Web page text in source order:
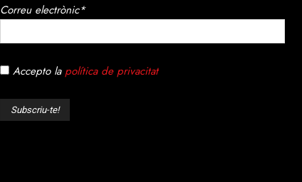
Correu electrònic*
Accepto la política de privacitat